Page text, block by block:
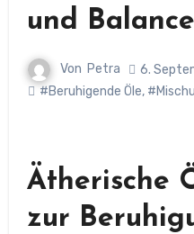
und Balance
Von Petra
6.
#Beruhigende Öle,
Ätherische
zur